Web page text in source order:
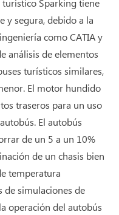
turístico Sparking tiene
y segura, debido a la
como CATIA y
análisis de elementos
turísticos similares,
El motor hundido
traseros para un uso
El autobús
de un 5 a un 10%
de un chasis bien
temperatura
de simulaciones de
operación del autobús